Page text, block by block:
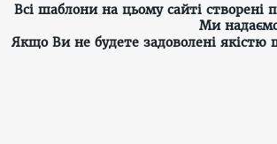
Всі шаблони на цьому сайті
Ми
Якщо Ви не будете задоволені